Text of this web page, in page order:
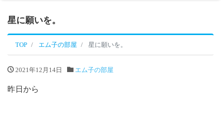
星に願いを。
TOP エム子の部屋 星に願いを。
2021年12月14日 エム子の部屋
昨日から